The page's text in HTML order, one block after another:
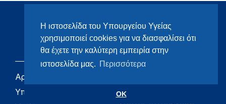
Η ιστοσελίδα του Υπουργείου Υγείας
χρησιμοποιεί cookies για να διασφαλίσει ότι
θα έχετε την καλύτερη εμπειρία στην
ιστοσελίδα μας. Περισσότερα
OK
Αρχική
Υπουργείο
Υγεία